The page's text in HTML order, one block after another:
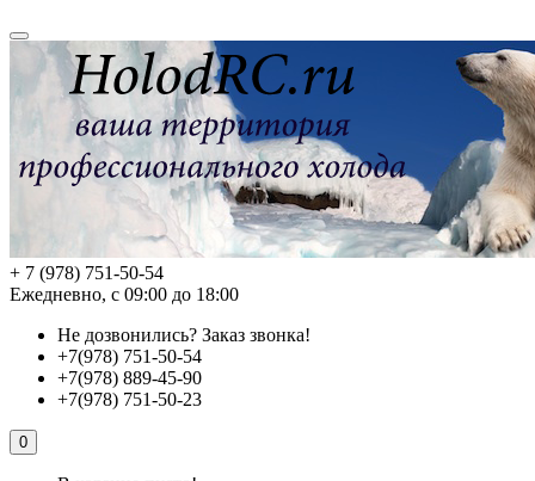
+ 7 (978) 751-50-54
Ежедневно, с 09:00 до 18:00
Не дозвонились? Заказ звонка!
+7(978) 751-50-54
+7(978) 889-45-90
+7(978) 751-50-23
0